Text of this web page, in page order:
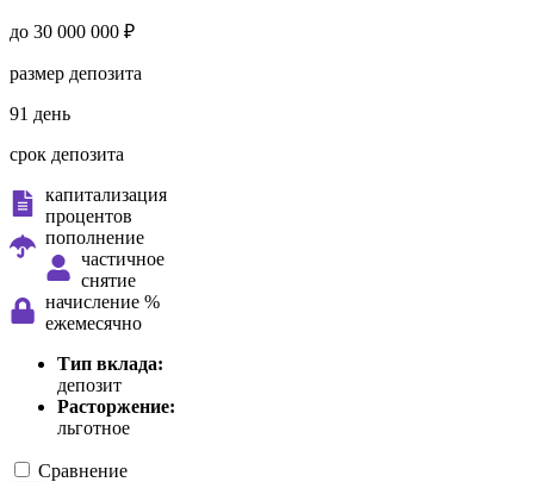
до 30 000 000 ₽
размер депозита
91 день
срок депозита
капитализация
процентов
пополнение
частичное
снятие
начисление %
ежемесячно
Тип вклада:
депозит
Расторжение:
льготное
Сравнение